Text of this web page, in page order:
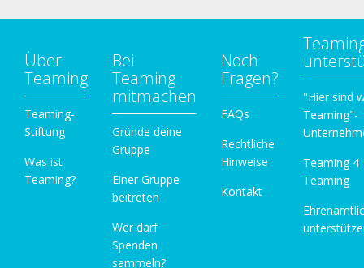
Über
Teaming
Teaming-
Stiftung
Was ist
Teaming?
Bei
Teaming
mitmachen
Gründe deine
Gruppe
Einer Gruppe
beitreten
Wer darf
Spenden
sammeln?
Noch
Fragen?
FAQs
Rechtliche
Hinweise
Kontakt
"Hier sind
Teaming"-
Teaming 4
Teaming